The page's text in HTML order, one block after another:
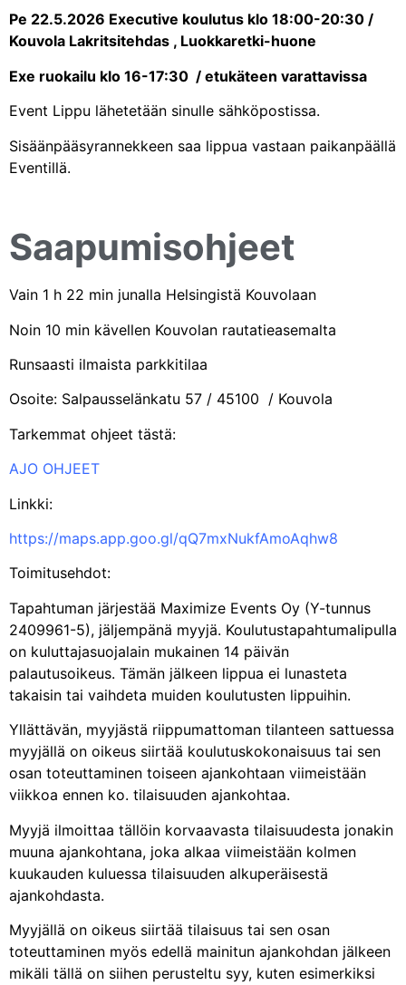
Pe 22.5.2026 Executive koulutus klo 18:00-20:30 /
Kouvola Lakritsitehdas , Luokkaretki-huone
Exe ruokailu klo 16-17:30 / etukäteen varattavissa
Event Lippu lähetetään sinulle sähköpostissa.
Sisäänpääsyrannekkeen saa lippua vastaan paikanpäällä
Eventillä.
Saapumisohjeet
Vain 1 h 22 min junalla Helsingistä Kouvolaan
Noin 10 min kävellen Kouvolan rautatieasemalta
Runsaasti ilmaista parkkitilaa
Osoite: Salpausselänkatu 57 / 45100 / Kouvola
Tarkemmat ohjeet tästä:
AJO OHJEET
Linkki:
https://maps.app.goo.gl/qQ7mxNukfAmoAqhw8
Toimitusehdot:
Tapahtuman järjestää Maximize Events Oy (Y-tunnus
2409961-5), jäljempänä myyjä. Koulutustapahtumalipulla
on kuluttajasuojalain mukainen 14 päivän
palautusoikeus. Tämän jälkeen lippua ei lunasteta
takaisin tai vaihdeta muiden koulutusten lippuihin.
Yllättävän, myyjästä riippumattoman tilanteen sattuessa
myyjällä on oikeus siirtää koulutuskokonaisuus tai sen
osan toteuttaminen toiseen ajankohtaan viimeistään
viikkoa ennen ko. tilaisuuden ajankohtaa.
Myyjä ilmoittaa tällöin korvaavasta tilaisuudesta jonakin
muuna ajankohtana, joka alkaa viimeistään kolmen
kuukauden kuluessa tilaisuuden alkuperäisestä
ajankohdasta.
Myyjällä on oikeus siirtää tilaisuus tai sen osan
toteuttaminen myös edellä mainitun ajankohdan jälkeen
mikäli tällä on siihen perusteltu syy, kuten esimerkiksi